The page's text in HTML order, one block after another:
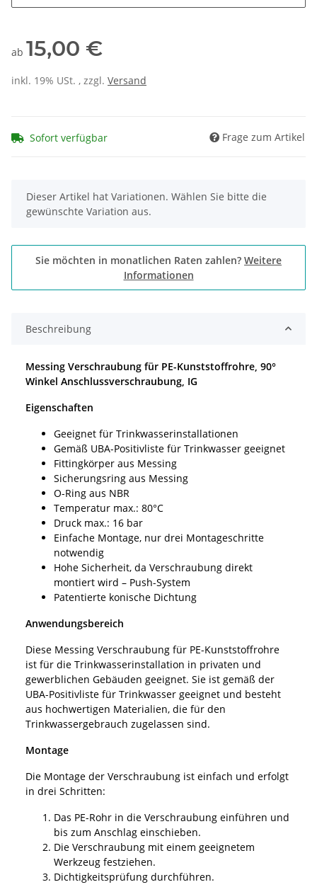
ab 15,00 €
inkl. 19% USt. , zzgl. Versand
Sofort verfügbar Frage zum Artikel
x
Dieser Artikel hat Variationen. Wählen Sie bitte die
gewünschte Variation aus.
Sie möchten in monatlichen Raten zahlen? Weitere
Informationen
Beschreibung
Messing Verschraubung für PE-Kunststoffrohre, 90°
Winkel Anschlussverschraubung, IG
Eigenschaften
Geeignet für Trinkwasserinstallationen
Gemäß UBA-Positivliste für Trinkwasser geeignet
Fittingkörper aus Messing
Sicherungsring aus Messing
O-Ring aus NBR
Temperatur max.: 80°C
Druck max.: 16 bar
Einfache Montage, nur drei Montageschritte
notwendig
Hohe Sicherheit, da Verschraubung direkt
montiert wird – Push-System
Patentierte konische Dichtung
Anwendungsbereich
Diese Messing Verschraubung für PE-Kunststoffrohre
ist für die Trinkwasserinstallation in privaten und
gewerblichen Gebäuden geeignet. Sie ist gemäß der
UBA-Positivliste für Trinkwasser geeignet und besteht
aus hochwertigen Materialien, die für den
Trinkwassergebrauch zugelassen sind.
Montage
Die Montage der Verschraubung ist einfach und erfolgt
in drei Schritten:
Das PE-Rohr in die Verschraubung einführen und
bis zum Anschlag einschieben.
Die Verschraubung mit einem geeignetem
Werkzeug festziehen.
Dichtigkeitsprüfung durchführen.